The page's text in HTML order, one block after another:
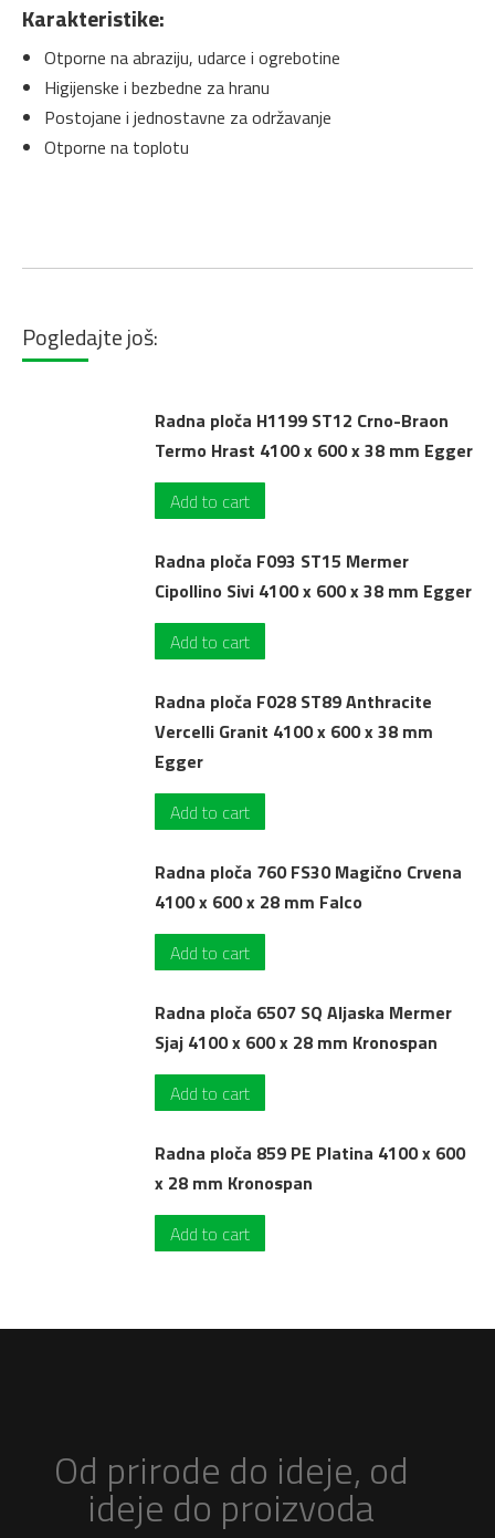
Karakteristike:
Otporne na abraziju, udarce i ogrebotine
Higijenske i bezbedne za hranu
Postojane i jednostavne za održavanje
Otporne na toplotu
Pogledajte još:
Radna ploča H1199 ST12 Crno-Braon
Termo Hrast 4100 x 600 x 38 mm Egger
Add to cart
Radna ploča F093 ST15 Mermer
Cipollino Sivi 4100 x 600 x 38 mm Egger
Add to cart
Radna ploča F028 ST89 Anthracite
Vercelli Granit 4100 x 600 x 38 mm
Egger
Add to cart
Radna ploča 760 FS30 Magično Crvena
4100 x 600 x 28 mm Falco
Add to cart
Radna ploča 6507 SQ Aljaska Mermer
Sjaj 4100 x 600 x 28 mm Kronospan
Add to cart
Radna ploča 859 PE Platina 4100 x 600
x 28 mm Kronospan
Add to cart
Od prirode do ideje, od
ideje do proizvoda